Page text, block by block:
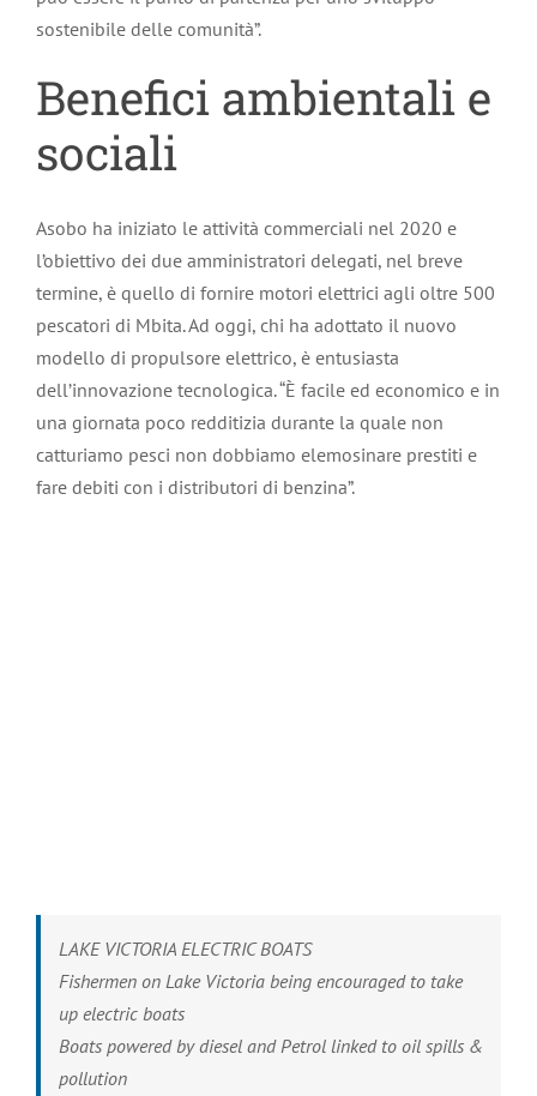
sostenibile delle comunità”.
Benefici ambientali e
sociali
Asobo ha iniziato le attività commerciali nel 2020 e
l’obiettivo dei due amministratori delegati, nel breve
termine, è quello di fornire motori elettrici agli oltre 500
pescatori di Mbita. Ad oggi, chi ha adottato il nuovo
modello di propulsore elettrico, è entusiasta
dell’innovazione tecnologica. “È facile ed economico e in
una giornata poco redditizia durante la quale non
catturiamo pesci non dobbiamo elemosinare prestiti e
fare debiti con i distributori di benzina”.
LAKE VICTORIA ELECTRIC BOATS
Fishermen on Lake Victoria being encouraged to take
up electric boats
Boats powered by diesel and Petrol linked to oil spills &
pollution